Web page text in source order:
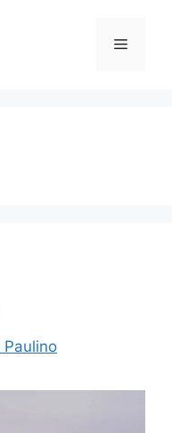
Menu
Paulino